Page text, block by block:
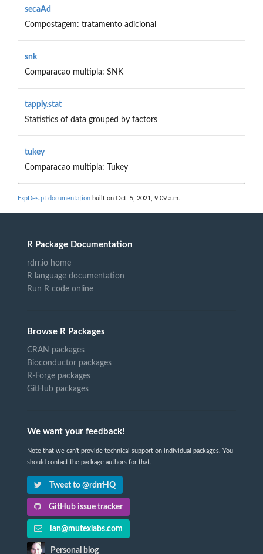
secaAd
Compostagem: tratamento adicional
snk
Comparacao multipla: SNK
tapply.stat
Statistics of data grouped by factors
tukey
Comparacao multipla: Tukey
ExpDes.pt documentation built on Oct. 5, 2021, 9:09 a.m.
R Package Documentation
rdrr.io home
R language documentation
Run R code online
Browse R Packages
CRAN packages
Bioconductor packages
R-Forge packages
GitHub packages
We want your feedback!
Note that we can't provide technical support on individual packages. You
should contact the package authors for that.
Tweet to @rdrrHQ
GitHub issue tracker
ian@mutexlabs.com
Personal blog